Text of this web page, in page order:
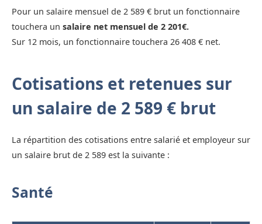
Pour un salaire mensuel de 2 589 € brut un fonctionnaire
touchera un salaire net mensuel de 2 201€.
Sur 12 mois, un fonctionnaire touchera 26 408 € net.
Cotisations et retenues sur
un salaire de 2 589 € brut
La répartition des cotisations entre salarié et employeur sur
un salaire brut de 2 589 est la suivante :
Santé